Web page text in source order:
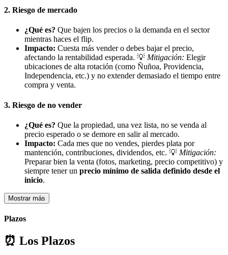
2. Riesgo de mercado
¿Qué es? Que bajen los precios o la demanda en el sector
mientras haces el flip.
Impacto: Cuesta más vender o debes bajar el precio,
afectando la rentabilidad esperada. 💡 Mitigación: Elegir
ubicaciones de alta rotación (como Ñuñoa, Providencia,
Independencia, etc.) y no extender demasiado el tiempo entre
compra y venta.
3. Riesgo de no vender
¿Qué es? Que la propiedad, una vez lista, no se venda al
precio esperado o se demore en salir al mercado.
Impacto: Cada mes que no vendes, pierdes plata por
mantención, contribuciones, dividendos, etc. 💡 Mitigación:
Preparar bien la venta (fotos, marketing, precio competitivo) y
siempre tener un precio mínimo de salida definido desde el
inicio.
Mostrar más
Plazos
⏰ Los Plazos